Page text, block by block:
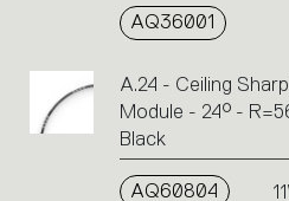
AQ36001
A.24 - Ceiling
Module - 24° -
Black
AQ60804